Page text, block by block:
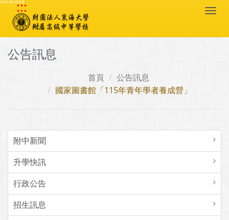
跳到主要內容區塊
:::
公告訊息
首頁
公告訊息
國家圖書館「115年青年學者養成營」
附中新聞
升學快訊
行政公告
招生訊息